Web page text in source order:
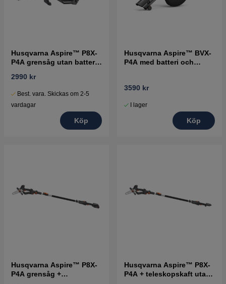
Husqvarna Aspire™ P8X-
P4A grensåg utan batteri
2990 kr
Best. vara. Skickas om 2-5
vardagar
Köp
Husqvarna Aspire™ BVX-
P4A med batteri och
3590 kr
I lager
Köp
Husqvarna Aspire™ P8X-
P4A grensåg +
Husqvarna Aspire™ P8X-
P4A + teleskopskaft utan